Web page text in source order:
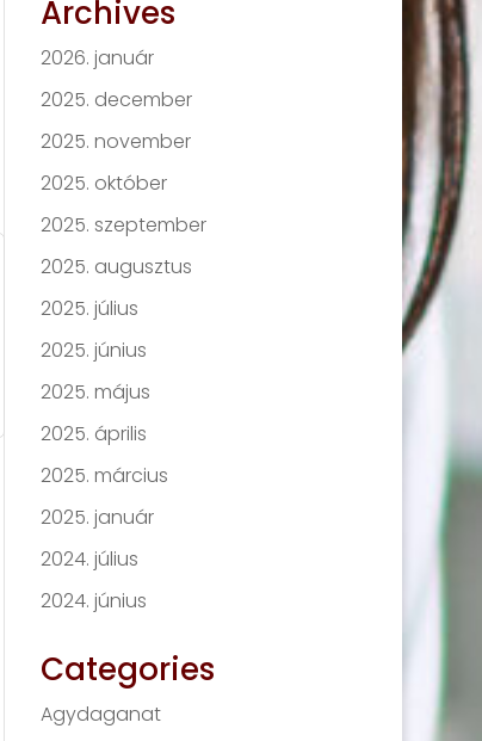
Archives
2026. január
2025. december
2025. november
2025. október
2025. szeptember
2025. augusztus
2025. július
2025. június
2025. május
2025. április
2025. március
2025. január
2024. július
2024. június
Categories
Agydaganat